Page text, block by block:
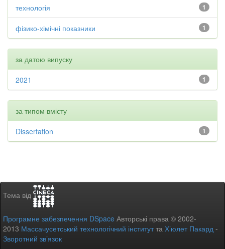
1
технологія
1
фізико-хімічні показники
за датою випуску
1
2021
за типом вмісту
1
Dissertation
Тема від
Програмне забезпечення DSpace Авторські права © 2002-
2013 Массачусетський технологічний інститутта Х’юлет Пакард -
Зворотний зв’язок